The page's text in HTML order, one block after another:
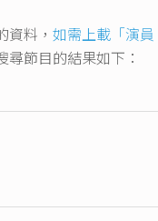
料， 如需上載「演
尋節目的結果如下：